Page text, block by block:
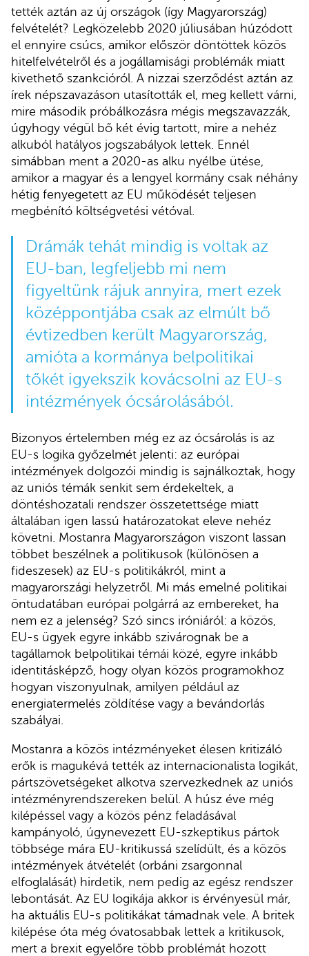
tették aztán az új országok (így Magyarország)
felvételét? Legközelebb 2020 júliusában húzódott
el ennyire csúcs, amikor először döntöttek közös
hitelfelvételről és a jogállamisági problémák miatt
kivethető szankcióról. A nizzai szerződést aztán az
írek népszavazáson utasították el, meg kellett várni,
mire második próbálkozásra mégis megszavazzák,
úgyhogy végül bő két évig tartott, mire a nehéz
alkuból hatályos jogszabályok lettek. Ennél
simábban ment a 2020-as alku nyélbe ütése,
amikor a magyar és a lengyel kormány csak néhány
hétig fenyegetett az EU működését teljesen
megbénító költségvetési vétóval.
Drámák tehát mindig is voltak az
EU-ban, legfeljebb mi nem
figyeltünk rájuk annyira, mert ezek
középpontjába csak az elmúlt bő
évtizedben került Magyarország,
amióta a kormánya belpolitikai
tőkét igyekszik kovácsolni az EU-s
intézmények ócsárolásából.
Bizonyos értelemben még ez az ócsárolás is az
EU-s logika győzelmét jelenti: az európai
intézmények dolgozói mindig is sajnálkoztak, hogy
az uniós témák senkit sem érdekeltek, a
döntéshozatali rendszer összetettsége miatt
általában igen lassú határozatokat eleve nehéz
követni. Mostanra Magyarországon viszont lassan
többet beszélnek a politikusok (különösen a
fideszesek) az EU-s politikákról, mint a
magyarországi helyzetről. Mi más emelné politikai
öntudatában európai polgárrá az embereket, ha
nem ez a jelenség? Szó sincs iróniáról: a közös,
EU-s ügyek egyre inkább szivárognak be a
tagállamok belpolitikai témái közé, egyre inkább
identitásképző, hogy olyan közös programokhoz
hogyan viszonyulnak, amilyen például az
energiatermelés zöldítése vagy a bevándorlás
szabályai.
Mostanra a közös intézményeket élesen kritizáló
erők is magukévá tették az internacionalista logikát,
pártszövetségeket alkotva szervezkednek az uniós
intézményrendszereken belül. A húsz éve még
kilépéssel vagy a közös pénz feladásával
kampányoló, úgynevezett EU-szkeptikus pártok
többsége mára EU-kritikussá szelídült, és a közös
intézmények átvételét (orbáni zsargonnal
elfoglalását) hirdetik, nem pedig az egész rendszer
lebontását. Az EU logikája akkor is érvényesül már,
ha aktuális EU-s politikákat támadnak vele. A britek
kilépése óta még óvatosabbak lettek a kritikusok,
mert a brexit egyelőre több problémát hozott